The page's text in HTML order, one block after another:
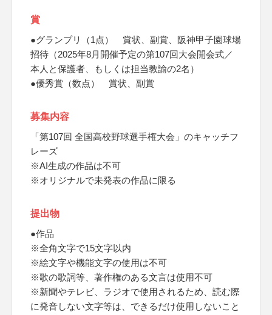
賞
●グランプリ（1点） 賞状、副賞、阪神甲子園球場
招待（2025年8月開催予定の第107回大会開会式／
本人と保護者、もしくは担当教諭の2名）
●優秀賞（数点） 賞状、副賞
募集内容
「第107回 全国高校野球選手権大会」のキャッチフ
レーズ
※AI生成の作品は不可
※オリジナルで未発表の作品に限る
提出物
●作品
※全角文字で15文字以内
※絵文字や機能文字の使用は不可
※歌の歌詞等、著作権のある文言は使用不可
※新聞やテレビ、ラジオで使用されるため、読む際
に発音しない文字等は、できるだけ使用しないこと